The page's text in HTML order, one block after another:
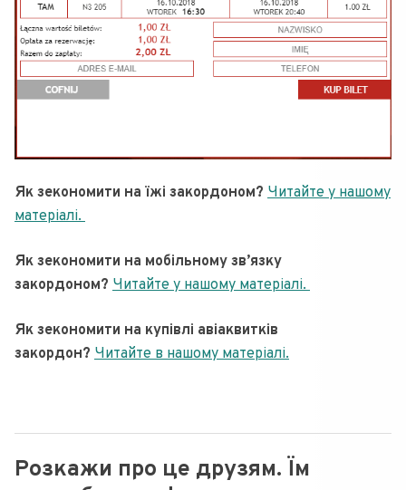
Як зекономити на їжі закордоном? Читайте у нашому
матеріалі.
Як зекономити на мобільному зв’язку
закордоном? Читайте у нашому матеріалі.
Як зекономити на купівлі авіаквитків
закордон? Читайте в нашому матеріалі.
Розкажи про це друзям. Їм